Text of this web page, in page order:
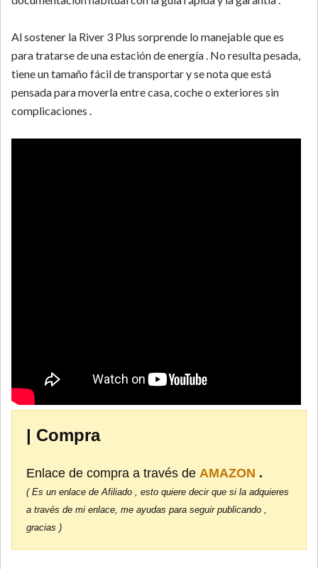
Al sostener la River 3 Plus sorprende lo manejable que es
para tratarse de una estación de energía . No resulta pesada,
tiene un tamaño fácil de transportar y se nota que está
pensada para moverla entre casa, coche o exteriores sin
complicaciones .
| Compra
Enlace de compra a través de AMAZON .
( Es un enlace de Afiliado , esto quiere decir que si la adquieres
a través de mi enlace, me ayudas para seguir publicando ,
gracias )